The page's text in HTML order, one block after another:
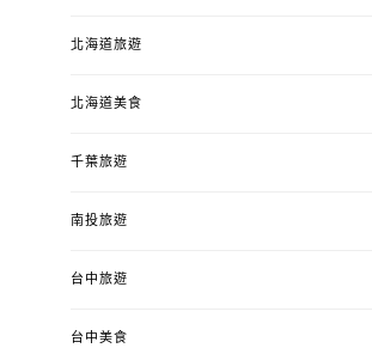
北海道旅遊
北海道美食
千葉旅遊
南投旅遊
台中旅遊
台中美食